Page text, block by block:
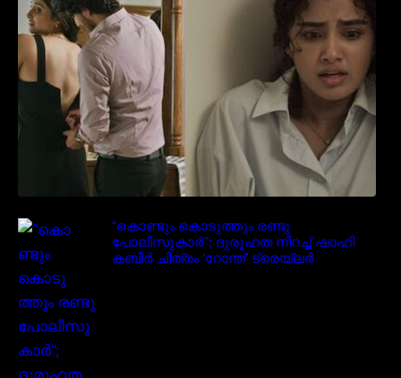
“കൊണ്ടും കൊടുത്തും രണ്ടു
പോലീസുകാർ”; ദുരൂഹത നിറച്ച് ഷാഹി
കബീർ ചിത്രം ‘റോന്ത്’ ട്രെയ്‌ലർ